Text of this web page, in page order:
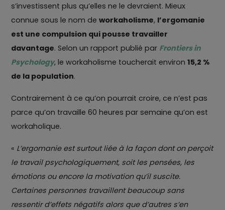
s’investissent plus qu’elles ne le devraient. Mieux
connue sous le nom deworkaholisme, l’ergomanie
est une compulsion qui pousse travailler
davantage. Selon un rapport publié par Frontiers in
Psychology, le workaholisme toucherait environ15,2 %
de la population.
Contrairement à ce qu’on pourrait croire, ce n’est pas
parce qu’on travaille 60 heures par semaine qu’on est
workaholique.
« L’ergomanie est surtout liée à la façon dont on perçoit
le travail psychologiquement, soit les pensées, les
émotions ou encore la motivation qu’il suscite.
Certaines personnes travaillent beaucoup sans
ressentir d’effets négatifs alors que d’autres s’en